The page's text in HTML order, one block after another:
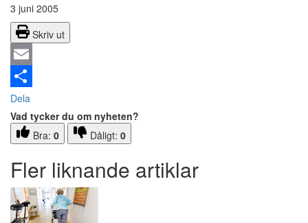
3 juni 2005
Skriv ut
Email
Dela
Vad tycker du om nyheten?
Bra: 0 Dåligt: 0
Fler liknande artiklar